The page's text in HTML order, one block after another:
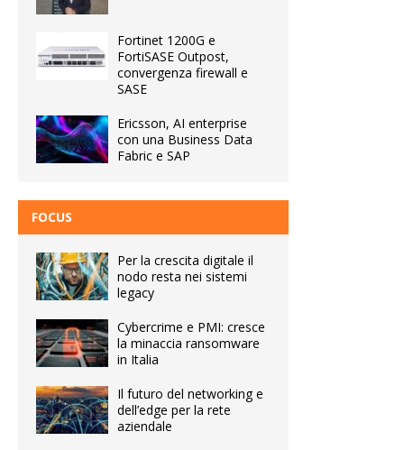
Fortinet 1200G e
FortiSASE Outpost,
convergenza firewall e
SASE
Ericsson, AI enterprise
con una Business Data
Fabric e SAP
FOCUS
Per la crescita digitale il
nodo resta nei sistemi
legacy
Cybercrime e PMI: cresce
la minaccia ransomware
in Italia
Il futuro del networking e
dell’edge per la rete
aziendale